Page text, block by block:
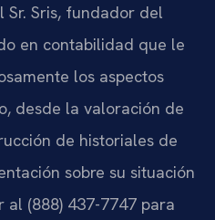
Sr. Sris, fundador del
en contabilidad que le
los aspectos
desde la valoración de
de historiales de
sobre su situación
(888) 437-7747 para